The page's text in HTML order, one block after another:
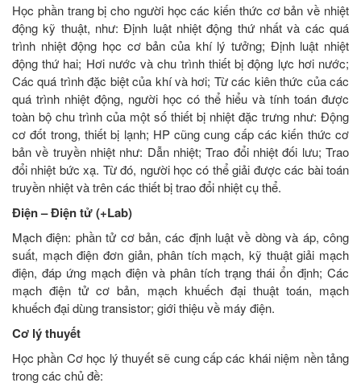
Học phần trang bị cho người học các kiến thức cơ bản về nhiệt
động kỹ thuật, như: Định luật nhiệt động thứ nhất và các quá
trình nhiệt động học cơ bản của khí lý tưởng; Định luật nhiệt
động thứ hai; Hơi nước và chu trình thiết bị động lực hơi nước;
Các quá trình đặc biệt của khí và hơi; Từ các kiên thức của các
quá trình nhiệt động, người học có thể hiểu và tính toán được
toàn bộ chu trình của một số thiết bị nhiệt đặc trưng như: Động
cơ đốt trong, thiết bị lạnh; HP cũng cung cấp các kiến thức cơ
bản về truyền nhiệt như: Dẫn nhiệt; Trao đổi nhiệt đối lưu; Trao
đổi nhiệt bức xạ. Từ đó, người học có thể giải được các bài toán
truyền nhiệt và trên các thiết bị trao đổi nhiệt cụ thể.
Điện – Điện tử (+Lab)
Mạch điện: phần tử cơ bản, các định luật về dòng và áp, công
suất, mạch điện đơn giản, phân tích mạch, kỹ thuật giải mạch
điện, đáp ứng mạch điện và phân tích trạng thái ổn định; Các
mạch điện tử cơ bản, mạch khuếch đại thuật toán, mạch
khuếch đại dùng transistor; giới thiệu về máy điện.
Cơ lý thuyết
Học phần Cơ học lý thuyết sẽ cung cấp các khái niệm nền tảng
trong các chủ đề: